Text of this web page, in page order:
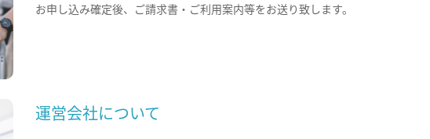
お申し込み確定後、ご請求書・ご利用案内等をお送り致します。
運営会社について